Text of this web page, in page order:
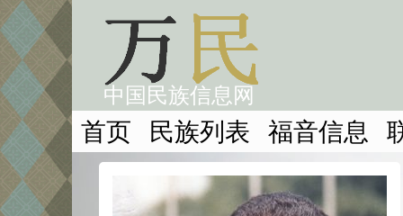
中国民族信息网
首页 民族列表 福音信息